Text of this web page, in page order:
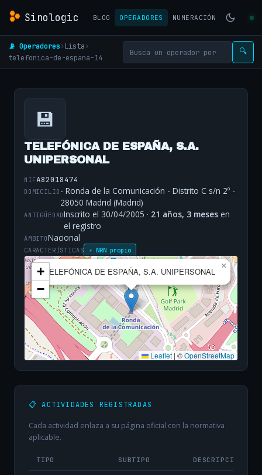
Sinologic BLOG OPERADORES NUMERACIÓN
📡 Operadores› Lista›
telefonica-de-espana-14
🔍
💾
TELEFÓNICA DE ESPAÑA, S.A.
UNIPERSONAL
NIFA82018474
DOMICILIO - Ronda de la Comunicación - Distrito C s/n 2º -
28050 Madrid (Madrid)
ANTIGÜEDADInscrito el 30/04/2005 · 21 años, 3 meses en
el registro
ÁMBITONacional
CARACTERÍSTICAS ⚡ NRN propio
TELEFÓNICA DE ESPAÑA, S.A. UNIPERSONAL
×
+
−
Leaflet |©OpenStreetMap
📋 ACTIVIDADES REGISTRADAS
Cada actividad enlaza a su página oficial con la normativa
aplicable.
TIPO SUBTIPO DESCRIPCIÓN